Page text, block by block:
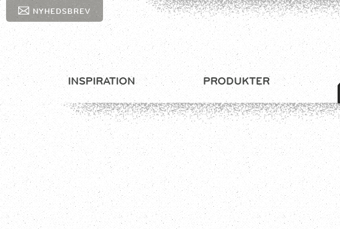
NYHEDSBREV
INSPIRATION PRODUKTER